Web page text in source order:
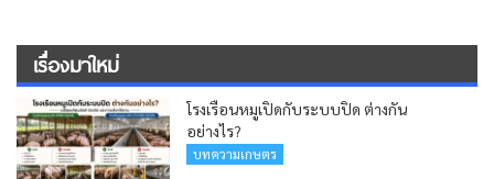
เรื่องมาใหม่
โรงเรือนหมูเปิดกับระบบปิด ต่างกัน
อย่างไร?
บทความเกษตร